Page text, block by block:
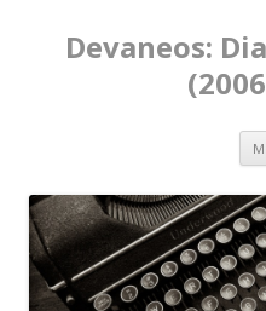
Devaneos: